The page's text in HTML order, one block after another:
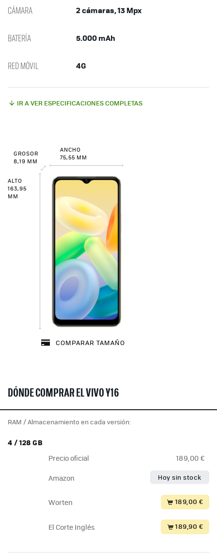
CÁMARA 2 cámaras, 13 Mpx
BATERÍA 5.000 mAh
RED MÓVIL 4G
IR A VER ESPECIFICACIONES COMPLETAS
GROSOR
8,19 MM
ANCHO
75,55 MM
ALTO
163,95
MM
COMPARAR TAMAÑO
DÓNDE COMPRAR EL VIVO Y16
RAM / Almacenamiento en cada versión:
4 / 128 GB
Precio oficial 189,00 €
Amazon Hoy sin stock
Worten 189,00 €
El Corte Inglés 189,90 €